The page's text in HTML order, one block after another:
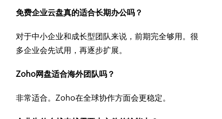
免费企业云盘真的适合长期办公吗？
对于中小企业和成长型团队来说，前期完全够用。很
多企业会先试用，再逐步扩展。
Zoho网盘适合海外团队吗？
非常适合。Zoho在全球协作方面会更稳定。